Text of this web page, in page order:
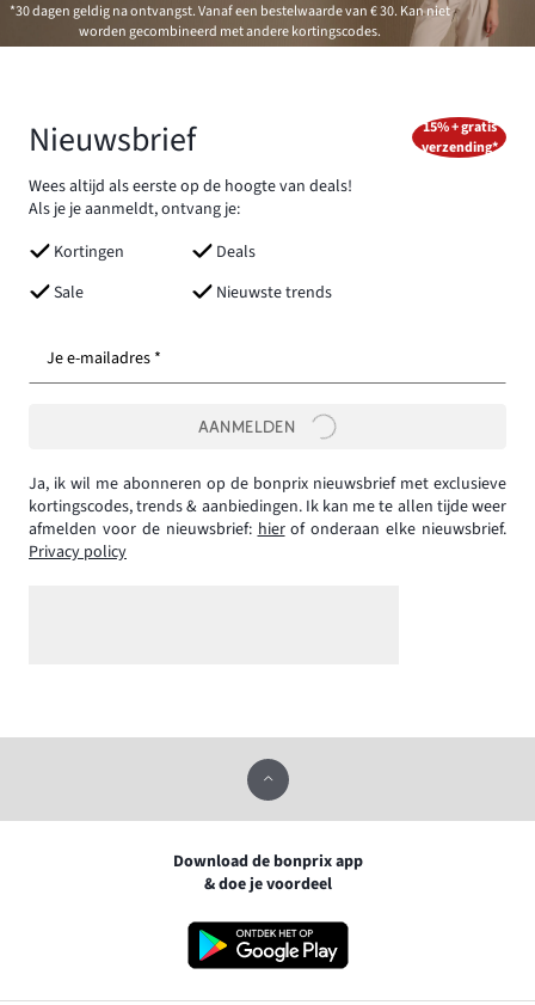
*30 dagen geldig na ontvangst. Vanaf een bestelwaarde van € 30. Kan niet
worden gecombineerd met andere kortingscodes.
Nieuwsbrief
Wees altijd als eerste op de hoogte van deals!
Als je je aanmeldt, ontvang je:
Kortingen
Deals
Sale
Nieuwste trends
15% + gratis
verzending*
Je e-mailadres *
AANMELDEN
Ja, ik wil me abonneren op de bonprix nieuwsbrief met exclusieve
kortingscodes, trends & aanbiedingen. Ik kan me te allen tijde weer
afmelden voor de nieuwsbrief:hierof onderaan elke nieuwsbrief.
Privacy policy
Download de bonprix app
& doe je voordeel